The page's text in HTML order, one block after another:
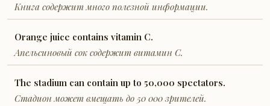
Книга содержит много полезной информации.
Orange juice contains vitamin C.
Апельсиновый сок содержит витамин C.
The stadium can contain up to 50,000 spectators.
Стадион может вмещать до 50 000 зрителей.